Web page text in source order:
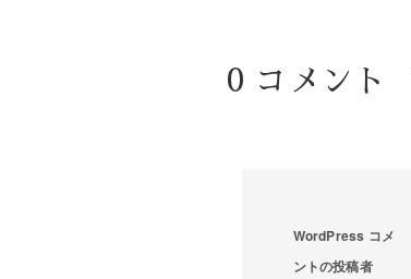
0 コメント
WordPress コメ
ントの投稿者